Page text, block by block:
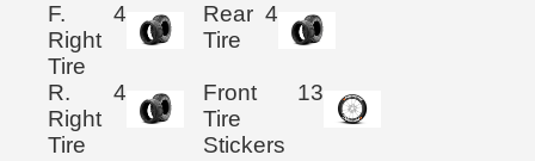
F.
Right
Tire
4
Rear
Tire
4
R.
Right
Tire
4
Front
Tire
Stickers
13